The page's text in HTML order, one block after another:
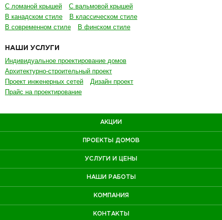
С ломаной крышей
С вальмовой крышей
В канадском стиле
В классическом стиле
В современном стиле
В финском стиле
НАШИ УСЛУГИ
Индивидуальное проектирование домов
Архитектурно-строительный проект
Проект инженерных сетей
Дизайн проект
Прайс на проектирование
АКЦИИ
ПРОЕКТЫ ДОМОВ
УСЛУГИ И ЦЕНЫ
НАШИ РАБОТЫ
КОМПАНИЯ
КОНТАКТЫ